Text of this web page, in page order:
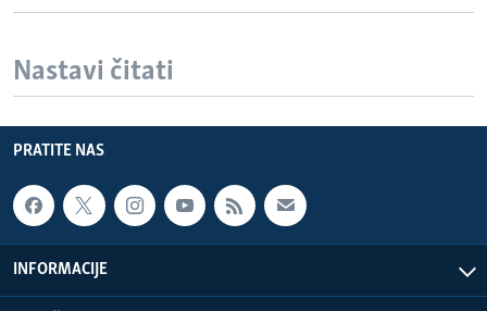
Nastavi čitati
PRATITE NAS
INFORMACIJE